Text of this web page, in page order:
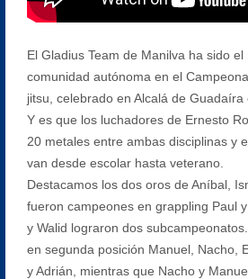
El Gladius Team de Manilva ha sido
comunidad autónoma en el
jitsu, celebrado en Alcalá de Guadaíra
Y es que los luchadores de Ernesto
20 metales entre ambas disciplinas y
van desde escolar hasta veterano.
Destacamos los dos oros de Aníbal,
fueron campeones en grappling Paul
y Walid lograron dos
en segunda posición Manuel, Nacho,
y Adrián, mientras que Nacho y